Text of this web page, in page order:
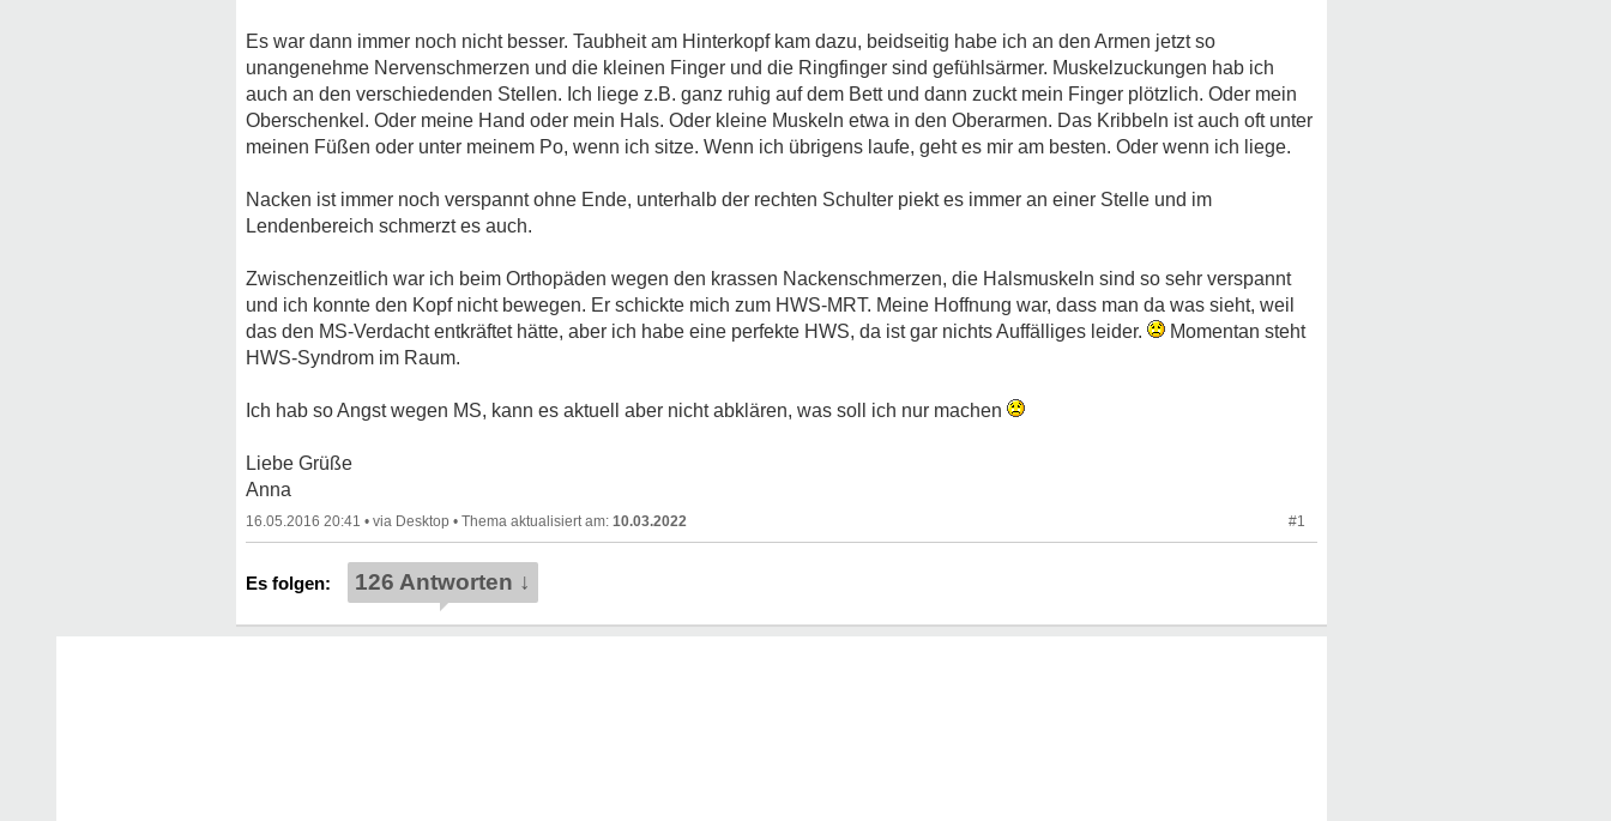
Es war dann immer noch nicht besser. Taubheit am Hinterkopf kam dazu, beidseitig habe ich an den Armen jetzt so
unangenehme Nervenschmerzen und die kleinen Finger und die Ringfinger sind gefühlsärmer. Muskelzuckungen hab ich
auch an den verschiedenden Stellen. Ich liege z.B. ganz ruhig auf dem Bett und dann zuckt mein Finger plötzlich. Oder mein
Oberschenkel. Oder meine Hand oder mein Hals. Oder kleine Muskeln etwa in den Oberarmen. Das Kribbeln ist auch oft unter
meinen Füßen oder unter meinem Po, wenn ich sitze. Wenn ich übrigens laufe, geht es mir am besten. Oder wenn ich liege.
Nacken ist immer noch verspannt ohne Ende, unterhalb der rechten Schulter piekt es immer an einer Stelle und im
Lendenbereich schmerzt es auch.
Zwischenzeitlich war ich beim Orthopäden wegen den krassen Nackenschmerzen, die Halsmuskeln sind so sehr verspannt
und ich konnte den Kopf nicht bewegen. Er schickte mich zum HWS-MRT. Meine Hoffnung war, dass man da was sieht, weil
das den MS-Verdacht entkräftet hätte, aber ich habe eine perfekte HWS, da ist gar nichts Auffälliges leider.
Momentan steht
HWS-Syndrom im Raum.
Ich hab so Angst wegen MS, kann es aktuell aber nicht abklären, was soll ich nur machen
Liebe Grüße
Anna
16.05.2016 20:41 • • 10.03.2022 #1
126 Antworten ↓